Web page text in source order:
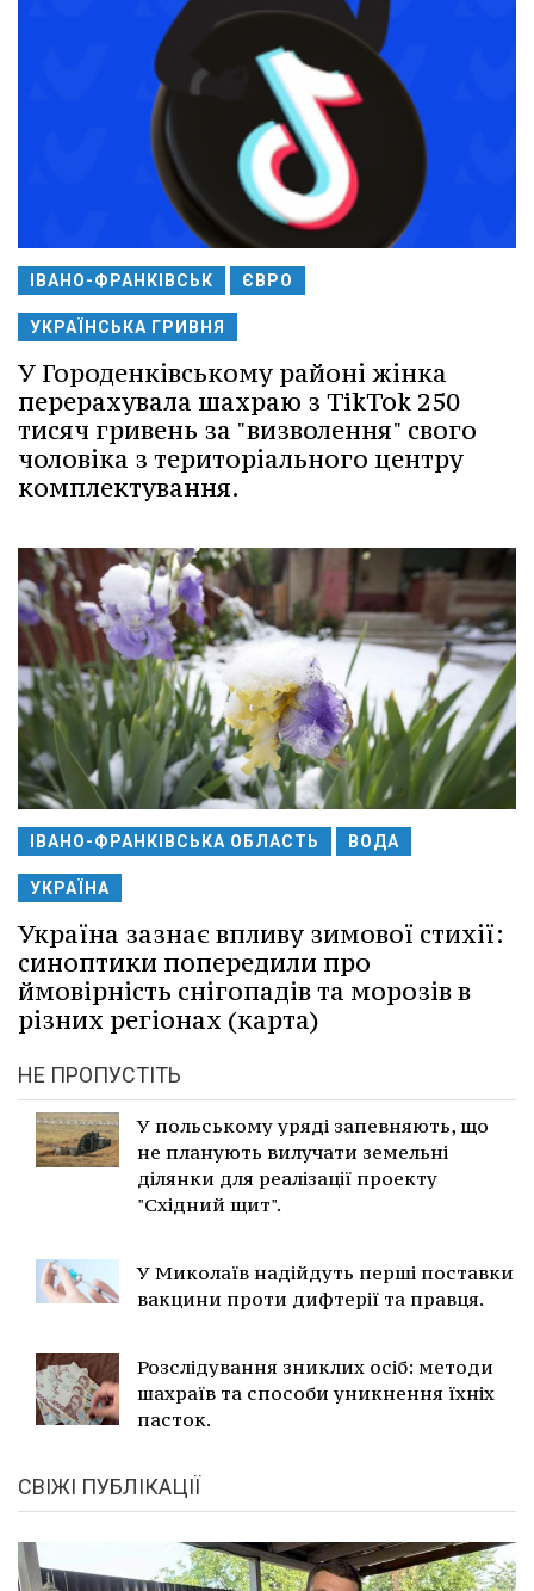
ІВАНО-ФРАНКІВСЬК ЄВРО
УКРАЇНСЬКА ГРИВНЯ
У Городенківському районі жінка
перерахувала шахраю з TikTok 250
тисяч гривень за "визволення" свого
чоловіка з територіального центру
комплектування.
ІВАНО-ФРАНКІВСЬКА ОБЛАСТЬ ВОДА
УКРАЇНА
Україна зазнає впливу зимової стихії:
синоптики попередили про
ймовірність снігопадів та морозів в
різних регіонах (карта)
НЕ ПРОПУСТІТЬ
У польському уряді запевняють, що
не планують вилучати земельні
ділянки для реалізації проекту
"Східний щит".
У Миколаїв надійдуть перші поставки
вакцини проти дифтерії та правця.
Розслідування зниклих осіб: методи
шахраїв та способи уникнення їхніх
пасток.
СВІЖІ ПУБЛІКАЦІЇ